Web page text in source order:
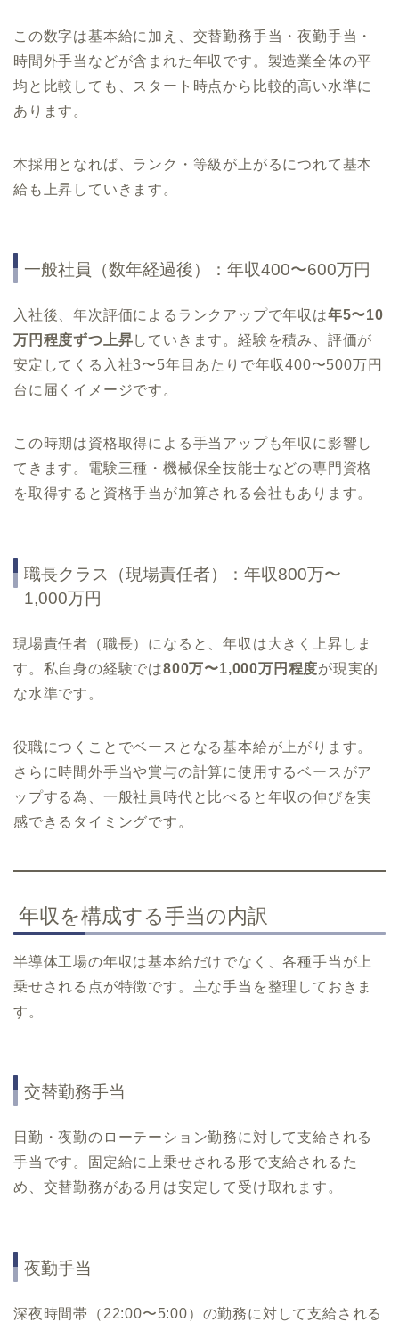
この数字は基本給に加え、交替勤務手当・夜勤手当・
時間外手当などが含まれた年収です。製造業全体の平
均と比較しても、スタート時点から比較的高い水準に
あります。
本採用となれば、ランク・等級が上がるにつれて基本
給も上昇していきます。
一般社員（数年経過後）：年収400〜600万円
入社後、年次評価によるランクアップで年収は年5〜10
万円程度ずつ上昇していきます。経験を積み、評価が
安定してくる入社3〜5年目あたりで年収400〜500万円
台に届くイメージです。
この時期は資格取得による手当アップも年収に影響し
てきます。電験三種・機械保全技能士などの専門資格
を取得すると資格手当が加算される会社もあります。
職長クラス（現場責任者）：年収800万〜
1,000万円
現場責任者（職長）になると、年収は大きく上昇しま
す。私自身の経験では800万〜1,000万円程度が現実的
な水準です。
役職につくことでベースとなる基本給が上がります。
さらに時間外手当や賞与の計算に使用するベースがア
ップする為、一般社員時代と比べると年収の伸びを実
感できるタイミングです。
年収を構成する手当の内訳
半導体工場の年収は基本給だけでなく、各種手当が上
乗せされる点が特徴です。主な手当を整理しておきま
す。
交替勤務手当
日勤・夜勤のローテーション勤務に対して支給される
手当です。固定給に上乗せされる形で支給されるた
め、交替勤務がある月は安定して受け取れます。
夜勤手当
深夜時間帯（22:00〜5:00）の勤務に対して支給される